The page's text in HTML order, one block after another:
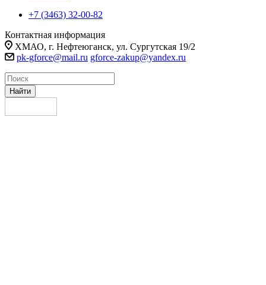
+7 (3463) 32-00-82
Контактная информация
ХМАО, г. Нефтеюганск, ул. Сургутская 19/2
pk-gforce@mail.ru gforce-zakup@yandex.ru
Найти